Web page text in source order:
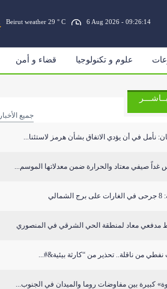
Beirut weather 29 ° C 6 Aug 2026 - 09:26:15
علوم و تكنولوجيا قضاء و أمن
جميع الأخبار
نأمل في أن يؤدي الاتفاق بشأن هرمز لاستئنا...
غداً صيفي معتاد والحرارة ضمن معدلاتها الموسم...
مدفعي معاد لمنطقة الحي الشرقي في المنصوري
من ناقلة.. تحذير من “كارثة بيئية&#...
كبيرة بين مفاوضات روما والميدان في الجنوب...